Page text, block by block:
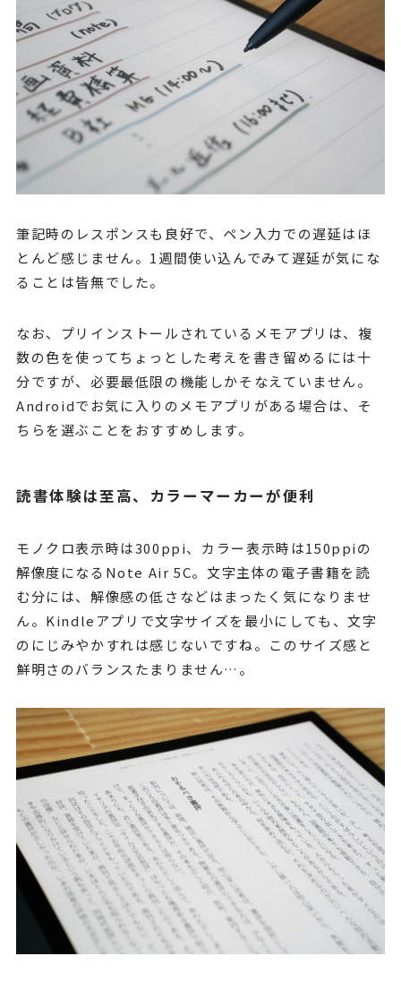
筆記時のレスポンスも良好で、ペン入力での遅延はほ
とんど感じません。1週間使い込んでみて遅延が気にな
ることは皆無でした。
なお、プリインストールされているメモアプリは、複
数の色を使ってちょっとした考えを書き留めるには十
分ですが、必要最低限の機能しかそなえていません。
Androidでお気に入りのメモアプリがある場合は、そ
ちらを選ぶことをおすすめします。
読書体験は至高、カラーマーカーが便利
モノクロ表示時は300ppi、カラー表示時は150ppiの
解像度になるNote Air 5C。文字主体の電子書籍を読
む分には、解像感の低さなどはまったく気になりませ
ん。Kindleアプリで文字サイズを最小にしても、文字
のにじみやかすれは感じないですね。このサイズ感と
鮮明さのバランスたまりません…。